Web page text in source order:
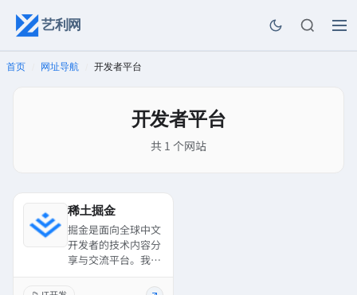
艺利网
首页 网址导航 开发者平台
开发者平台
共 1 个网站
稀土掘金
掘金是面向全球中文
开发者的技术内容分
享与交流平台。我们
点、课程、直播等产